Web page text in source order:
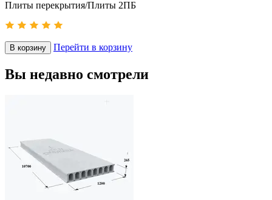
Плиты перекрытия/Плиты 2ПБ
В корзину Перейти в корзину
Вы недавно смотрели